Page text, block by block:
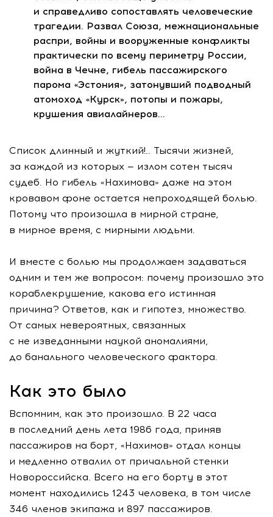
и справедливо сопоставлять человеческие
трагедии. Развал Союза, межнациональные
распри, войны и вооруженные конфликты
практически по всему периметру России,
война в Чечне, гибель пассажирского
парома «Эстония», затонувший подводный
атомоход «Курск», потопы и пожары,
крушения авиалайнеров…
Список длинный и жуткий!.. Тысячи жизней,
за каждой из которых — излом сотен тысяч
судеб. Но гибель «Нахимова» даже на этом
кровавом фоне остается непроходящей болью.
Потому что произошла в мирной стране,
в мирное время, с мирными людьми.
И вместе с болью мы продолжаем задаваться
одним и тем же вопросом: почему произошло это
кораблекрушение, какова его истинная
причина? Ответов, как и гипотез, множество.
От самых невероятных, связанных
с не изведанными наукой аномалиями,
до банального человеческого фактора.
Как это было
Вспомним, как это произошло. В 22 часа
в последний день лета 1986 года, приняв
пассажиров на борт, «Нахимов» отдал концы
и медленно отвалил от причальной стенки
Новороссийска. Всего на его борту в этот
момент находились 1243 человека, в том числе
346 членов экипажа и 897 пассажиров.